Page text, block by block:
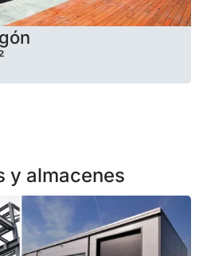
y almacenes